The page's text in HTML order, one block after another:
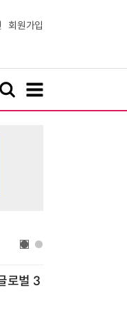
회원가입
로벌 3